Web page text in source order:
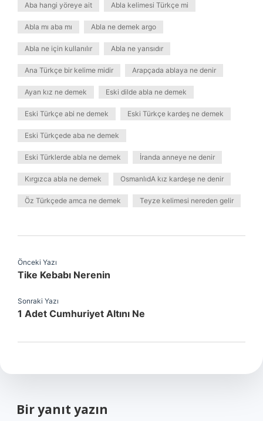
Aba hangi yöreye ait Abla kelimesi Türkçe mi
Abla mı aba mı Abla ne demek argo
Abla ne için kullanılır Abla ne yarısıdır
Ana Türkçe bir kelime midir Arapçada ablaya ne denir
Ayan kız ne demek Eski dilde abla ne demek
Eski Türkçe abi ne demek Eski Türkçe kardeş ne demek
Eski Türkçede aba ne demek
Eski Türklerde abla ne demek İranda anneye ne denir
Kırgızca abla ne demek OsmanlıdA kız kardeşe ne denir
Öz Türkçede amca ne demek Teyze kelimesi nereden gelir
Önceki Yazı
Tike Kebabı Nerenin
Sonraki Yazı
1 Adet Cumhuriyet Altını Ne
Bir yanıt yazın